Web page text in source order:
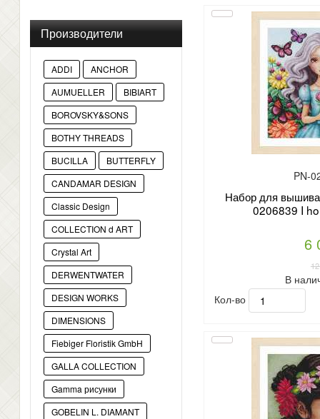
Производители
ADDI
ANCHOR
AUMUELLER
BIBIART
BOROVSKY&SONS
BOTHY THREADS
BUCILLA
BUTTERFLY
CANDAMAR DESIGN
Classic Design
COLLECTION d ART
Crystal Art
DERWENTWATER
DESIGN WORKS
DIMENSIONS
Fiebiger Floristik GmbH
GALLA COLLECTION
Gamma рисунки
GOBELIN L. DIAMANT
PN-
Набор для
0206839 I
6
В
Кол-во